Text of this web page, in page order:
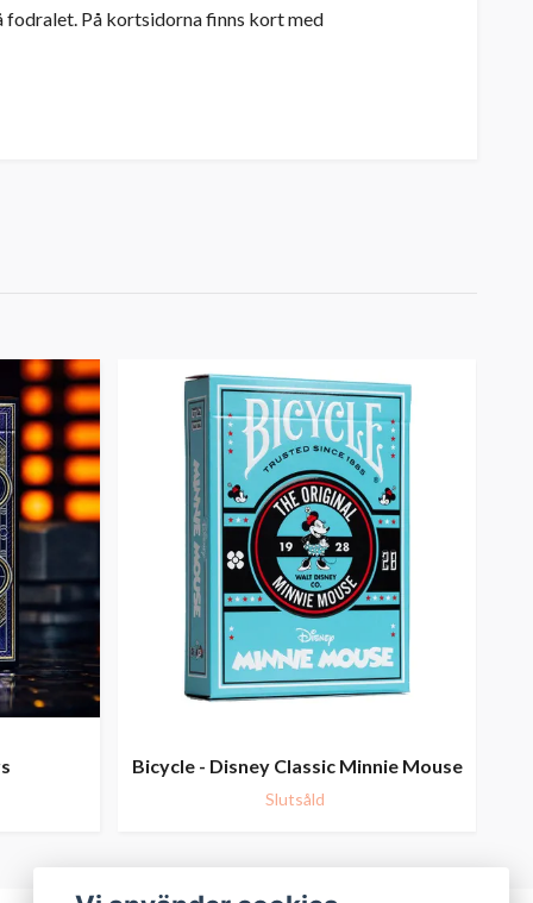
fodralet. På kortsidorna finns kort med
Bicycle - Disney Classic Minnie Mouse
Slutsåld